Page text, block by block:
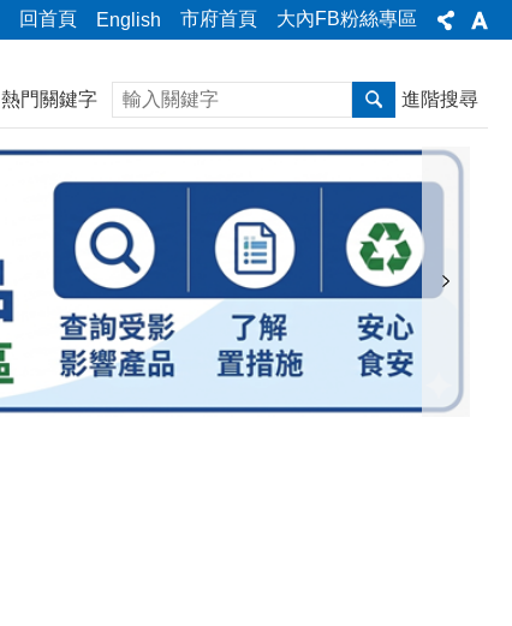
回首頁 English 市府首頁 大內FB粉絲專區
熱門關鍵字 搜尋 進階搜尋